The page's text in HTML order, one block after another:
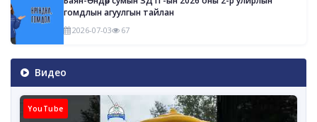
гомдлын агуулгын тайлан
2026-07-03 67
Видео
YouTube